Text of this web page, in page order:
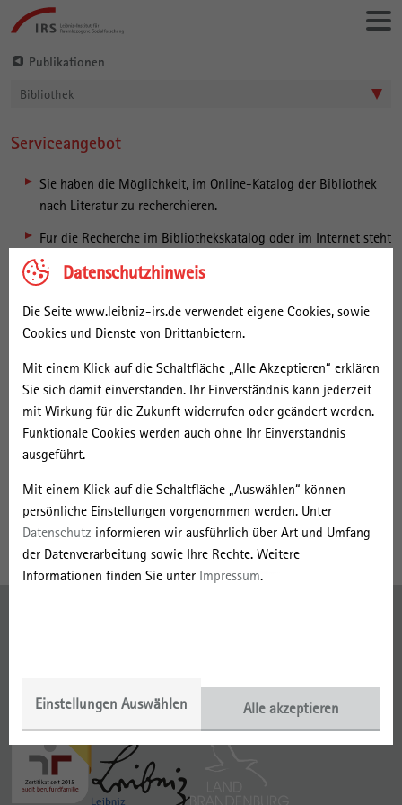
Datenschutzhinweis
Die Seite www.leibniz-irs.de verwendet eigene Cookies, sowie
Cookies und Dienste von Drittanbietern.
Mit einem Klick auf die Schaltfläche „Alle Akzeptieren“ erklären
Sie sich damit einverstanden. Ihr Einverständnis kann jederzeit
mit Wirkung für die Zukunft widerrufen oder geändert werden.
Funktionale Cookies werden auch ohne Ihr Einverständnis
ausgeführt.
Mit einem Klick auf die Schaltfläche „Auswählen“ können
persönliche Einstellungen vorgenommen werden. Unter
Datenschutz informieren wir ausführlich über Art und Umfang
der Datenverarbeitung sowie Ihre Rechte. Weitere
Informationen finden Sie unter Impressum.
Einstellungen Auswählen Alle akzeptieren
Gehe
direkt
zu:
Leibniz-
Institut
für
Sozialforschung
Publikationen
Bibliothek
Serviceangebot
Sie haben die Möglichkeit, im Online-Katalog der Bibliothek
nach Literatur zu recherchieren.
Für die Recherche im Bibliothekskatalog oder im Internet steht
ein Computerterminal zur Verfügung.
Aktuelle Neuerwerbungslisten werden auf unserer Homepage
als PDF-Datei zum Download zur Verfügung gestellt.
Entgelt angefertigt werden, soweit es der Erhaltungszustand
der Vorlage zulässt.
Die Bibliothek bietet mehrere Laptop-Arbeitsplätze.
Wir beraten Sie bei der Literaturrecherche in verschiedenen
Auf Anfrage führen wir Benutzer*innenschulungen und
Bibliotheksführungen durch.
Mitglied der:
Gefördert mit: